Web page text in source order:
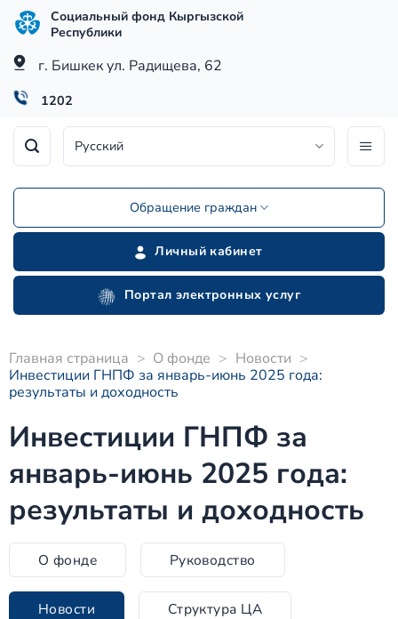
Skip
content
Социальный фонд Кыргызской
Республики
г. Бишкек ул. Радищева, 62
1202
Русский
Обращение граждан
Личный кабинет
Портал электронных услуг
Главная страница > О фонде > Новости >
Инвестиции ГНПФ за январь-июнь 2025 года:
результаты и доходность
Инвестиции ГНПФ за
январь-июнь 2025 года:
результаты и доходность
О фонде Руководство
Новости Структура ЦА